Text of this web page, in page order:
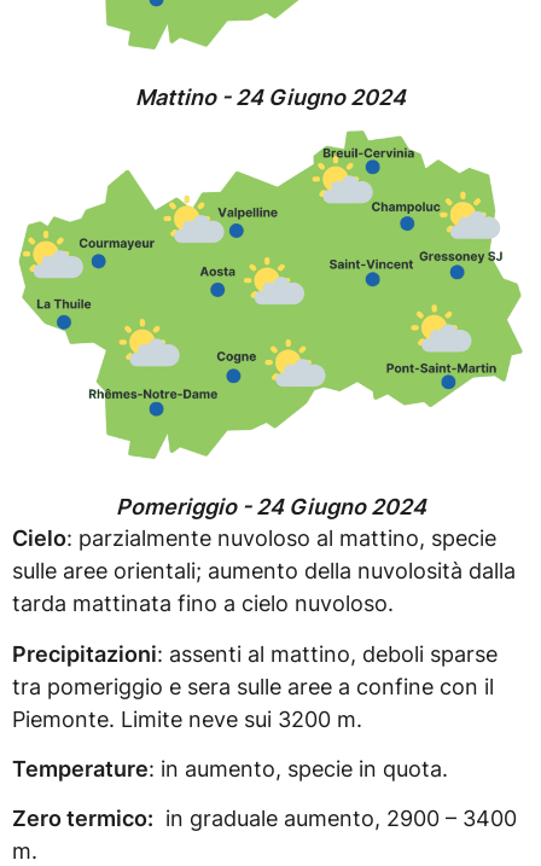
Mattino - 24 Giugno 2024
Pomeriggio - 24 Giugno 2024
Cielo: parzialmente nuvoloso al mattino, specie
sulle aree orientali; aumento della nuvolosità dalla
tarda mattinata fino a cielo nuvoloso.
Precipitazioni: assenti al mattino, deboli sparse
tra pomeriggio e sera sulle aree a confine con il
Piemonte. Limite neve sui 3200 m.
Temperature: in aumento, specie in quota.
Zero termico: in graduale aumento, 2900 – 3400
m.